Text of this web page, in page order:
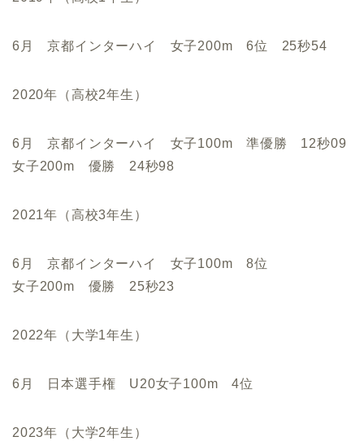
6月 京都インターハイ 女子200m 6位 25秒54
2020年（高校2年生）
6月 京都インターハイ 女子100m 準優勝 12秒09
女子200m 優勝 24秒98
2021年（高校3年生）
6月 京都インターハイ 女子100m 8位
女子200m 優勝 25秒23
2022年（大学1年生）
6月 日本選手権 U20女子100m 4位
2023年（大学2年生）